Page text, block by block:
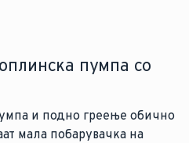
пумпа со
и подно греење обично
мала побарувачка на